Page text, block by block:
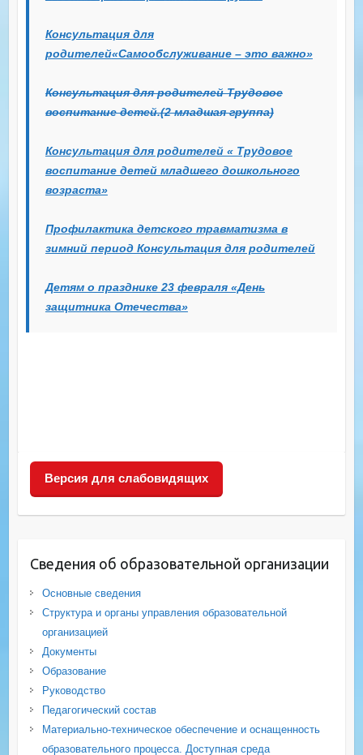
Консультация для
родителей«Самообслуживание – это важно»
Консультация для родителей Трудовое
воспитание детей.(2 младшая группа)
Консультация для родителей « Трудовое
воспитание детей младшего дошкольного
возраста»
Профилактика детского травматизма в
зимний период Консультация для родителей
Детям о празднике 23 февраля «День
защитника Отечества»
Версия для слабовидящих
Сведения об образовательной организации
Основные сведения
Структура и органы управления образовательной
организацией
Документы
Образование
Руководство
Педагогический состав
Материально-техническое обеспечение и оснащенность
образовательного процесса. Доступная среда